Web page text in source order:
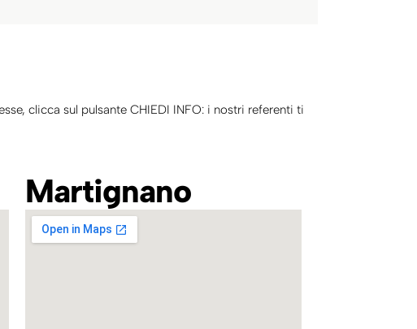
clicca sul pulsante CHIEDI INFO: i nostri referenti ti
Martignano